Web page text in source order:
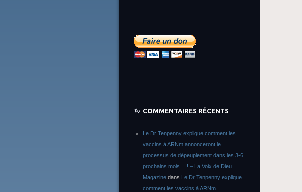
COMMENTAIRES RÉCENTS
Le Dr Tenpenny explique comment les
vaccins à ARNm annonceront le
processus de dépeuplement dans les 3-6
prochains mois… ! – La Voix de Dieu
Magazine dans Le Dr Tenpenny explique
comment les vaccins à ARNm